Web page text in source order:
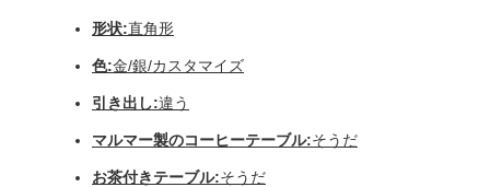
形状:直角形
色:金/銀/カスタマイズ
引き出し:違う
マルマー製のコーヒーテーブル:そうだ
お茶付きテーブル:そうだ